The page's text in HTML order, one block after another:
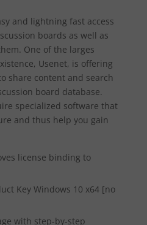
and lightning fast access
boards as well as
One of the larges
Usenet, is offering
share content and search
board database.
specialized software that
and thus help you gain
license binding to
Key Windows 10 x64 [no
with step-by-step